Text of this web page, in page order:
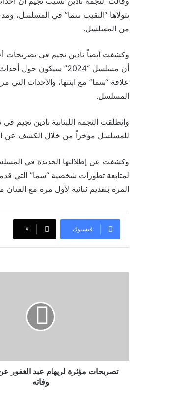
تتولاها “النقيب سما” في المسلسل،
من المسلسل.
وكشفت أيضاً نادين نجيم في تصريحات
أن مسلسل “2024”
المسلسل.
للمسلسل مؤخراً من خلال الكشف عن
وكشفت عن إطلالتها الجديدة في
المرة بتقديم ثنائية لأول مرة مع
فيسبوك ‫X
وفاته
تصريحات مؤثرة لريهام عبد الغفور
وفاته